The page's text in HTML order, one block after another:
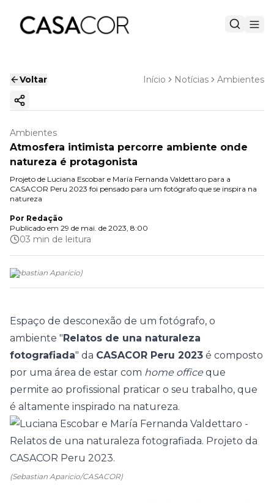
Voltar Início Notícias Ambientes
Copiar link
Ambientes
Atmosfera intimista percorre ambiente onde
natureza é protagonista
Projeto de Luciana Escobar e María Fernanda Valdettaro para a
CASACOR Peru 2023 foi pensado para um fotógrafo que se inspira na
natureza
Por Redação
Publicado em 29 de mai. de 2023, 8:00
03 min de leitura
(Sebastian Aparicio)
Espaço de desconexão de um fotógrafo, o
ambiente "Relatos de una naturaleza
fotografiada" da CASACOR Peru 2023 é composto
por uma área de estar com home office que
permite ao profissional praticar o seu trabalho, que
é altamente inspirado na natureza.
(Sebastian Aparicio/CASACOR)